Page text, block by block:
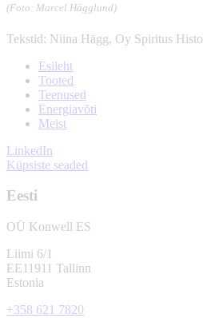
(Foto: Marcel Hägglund)
Tekstid: Niina Hägg, Oy Spiritus
Esileht
Tooted
Teenused
Energiavõti
Meist
LinkedIn
Küpsiste seaded
Eesti
OÜ Konwell ES
Liimi 6/1
EE11911 Tallinn
Estonia
+358 621 7820